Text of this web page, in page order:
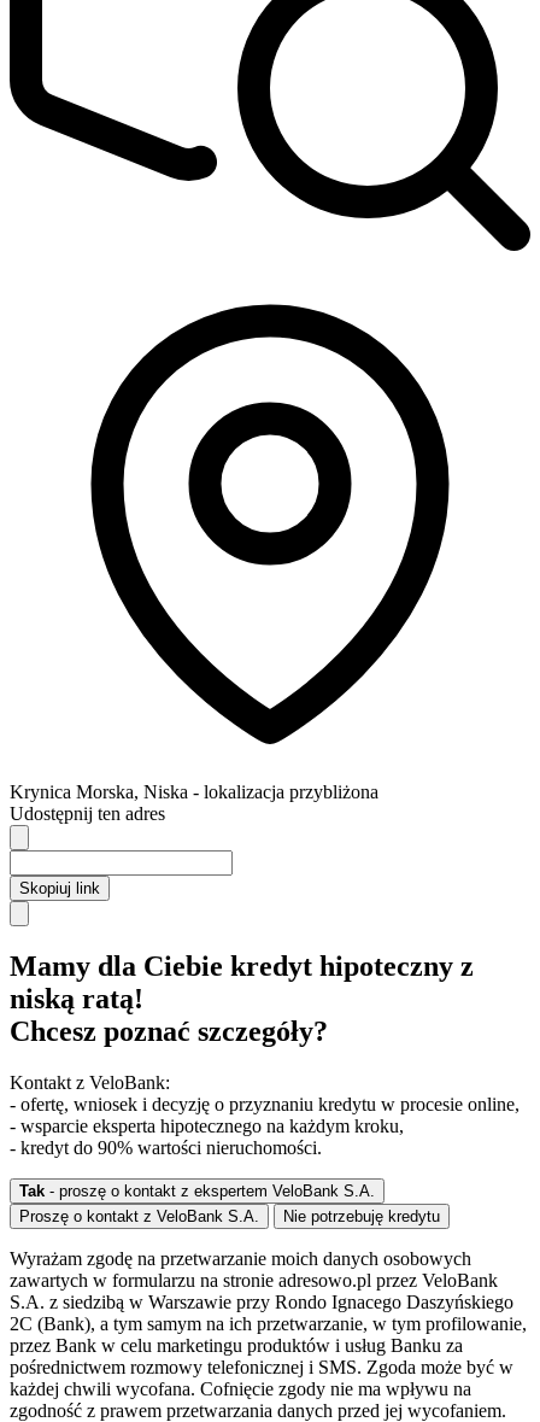
Krynica Morska, Niska - lokalizacja przybliżona
Udostępnij ten adres
Skopiuj link
Mamy dla Ciebie kredyt hipoteczny z
niską ratą!
Chcesz poznać szczegóły?
Kontakt z VeloBank:
- ofertę, wniosek i decyzję o przyznaniu kredytu w procesie online,
- wsparcie eksperta hipotecznego na każdym kroku,
- kredyt do 90% wartości nieruchomości.
Tak - proszę o kontakt z ekspertem VeloBank S.A.
Proszę o kontakt z VeloBank S.A.
Nie potrzebuję kredytu
Wyrażam zgodę na przetwarzanie moich danych osobowych
zawartych w formularzu na stronie adresowo.pl przez VeloBank
S.A. z siedzibą w Warszawie przy Rondo Ignacego Daszyńskiego
2C (Bank), a tym samym na ich przetwarzanie, w tym profilowanie,
przez Bank w celu marketingu produktów i usług Banku za
pośrednictwem rozmowy telefonicznej i SMS. Zgoda może być w
każdej chwili wycofana. Cofnięcie zgody nie ma wpływu na
zgodność z prawem przetwarzania danych przed jej wycofaniem.